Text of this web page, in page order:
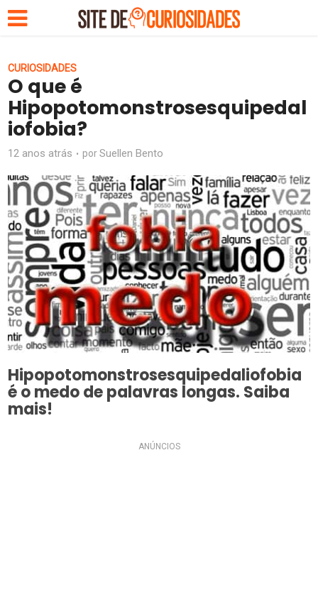
CURIOSIDADES
O que é
Hipopotomonstrosesquipedal
iofobia?
12 anos atrás porSuellen Bento
Hipopotomonstrosesquipedaliofobia
é o medo de palavras longas. Saiba
mais!
ANÚNCIOS